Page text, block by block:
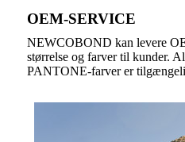
OEM-SERVICE
NEWCOBOND kan levere
størrelse og farver til kunder.
PANTONE-farver er